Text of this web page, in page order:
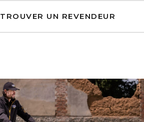
TROUVER UN REVENDEUR